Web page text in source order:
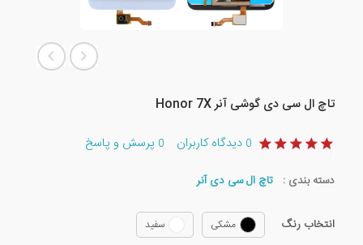
تاچ ال سی دی گوشی آنر Honor 7X
0 دیدگاه کاربران 0 پرسش و پاسخ
دسته بندی : تاچ ال سی دی آنر
انتخاب رنگ مشکی سفید